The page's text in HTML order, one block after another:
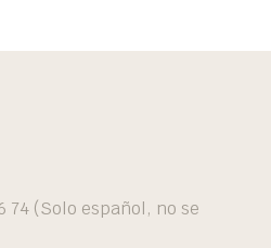
74 (Solo español, no se